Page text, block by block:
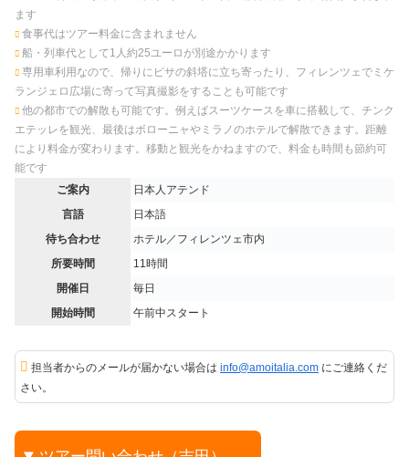
ます
食事代はツアー料金に含まれません
船・列車代として1人約25ユーロが別途かかります
専用車利用なので、帰りにピサの斜塔に立ち寄ったり、フィレンツェでミケ
ランジェロ広場に寄って写真撮影をすることも可能です
他の都市での解散も可能です。例えばスーツケースを車に搭載して、チンク
エテッレを観光、最後はボローニャやミラノのホテルで解散できます。距離
により料金が変わります。移動と観光をかねますので、料金も時間も節約可
能です
ご案内
日本人アテンド
言語
日本語
待ち合わせ
ホテル／フィレンツェ市内
所要時間
11時間
開催日
毎日
開始時間
午前中スタート
担当者からのメールが届かない場合は info@amoitalia.com にご連絡くだ
さい。